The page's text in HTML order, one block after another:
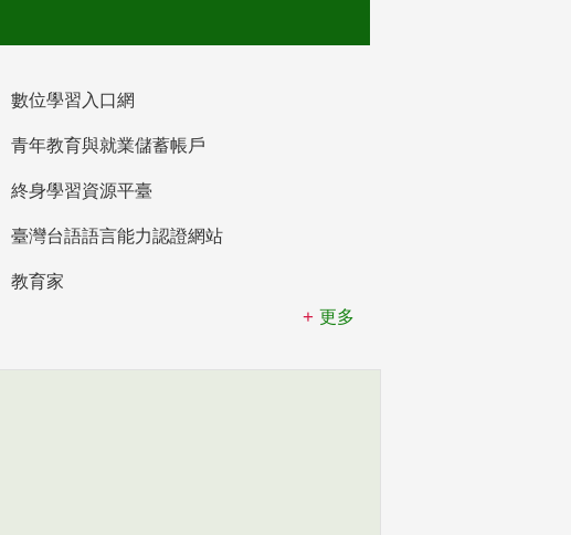
數位學習入口網
青年教育與就業儲蓄帳戶
終身學習資源平臺
臺灣台語語言能力認證網站
教育家
更多